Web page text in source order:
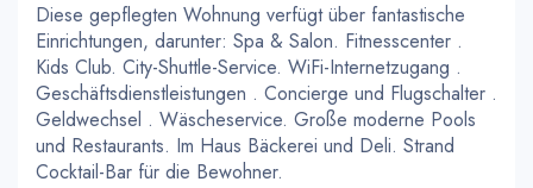
Diese gepflegten Wohnung verfügt über fantastische
Einrichtungen, darunter: Spa & Salon. Fitnesscenter .
Kids Club. City-Shuttle-Service. WiFi-Internetzugang .
Geschäftsdienstleistungen . Concierge und Flugschalter .
Geldwechsel . Wäscheservice. Große moderne Pools
und Restaurants. Im Haus Bäckerei und Deli. Strand
Cocktail-Bar für die Bewohner.